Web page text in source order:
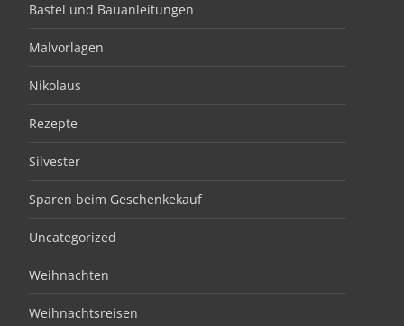
Bastel und Bauanleitungen
Malvorlagen
Nikolaus
Rezepte
Silvester
Sparen beim Geschenkekauf
Uncategorized
Weihnachten
Weihnachtsreisen